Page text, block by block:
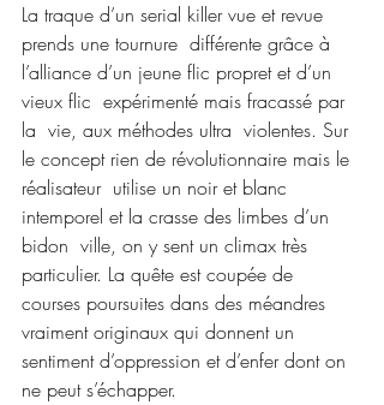
La traque d’un serial killer vue et revue
prends une tournure  différente grâce à
l’alliance d’un jeune flic propret et d’un
vieux flic  expérimenté mais fracassé par
la  vie, aux méthodes ultra  violentes. Sur
le concept rien de révolutionnaire mais le
réalisateur  utilise un noir et blanc
intemporel et la crasse des limbes d’un
bidon  ville, on y sent un climax très
particulier. La quête est coupée de
courses poursuites dans des méandres
vraiment originaux qui donnent un
sentiment d’oppression et d’enfer dont on
ne peut s’échapper.